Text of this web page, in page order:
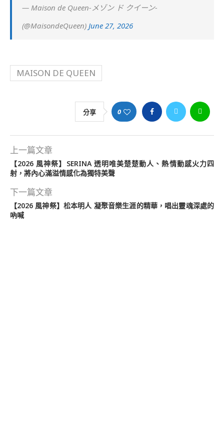
— Maison de Queen-メゾン ド クイーン-
(@MaisondeQueen) June 27, 2026
MAISON DE QUEEN
分享 0
上一篇文章
【2026 風神祭】SERINA 透明唯美楚楚動人、熱情動感火力四
射，將內心滿溢情感化為獨特美聲
下一篇文章
【2026 風神祭】松本明人 凝聚音樂生涯的精華，唱出靈魂深處的
吶喊